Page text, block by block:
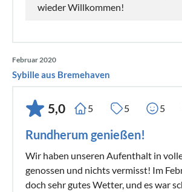
wieder Willkommen!
Februar 2020
Sybille aus Bremehaven
5,0 5 5 5
Rundherum genießen!
Wir haben unseren Aufenthalt in
genossen und nichts vermisst! Im
doch sehr gutes Wetter, und es war